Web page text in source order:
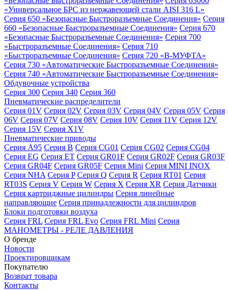
«Универсальное БРС из нержавеющей стали AISI 316 L»
Серия 650 «Безопасные Быстроразъемные Соединения» Серия
660 «Безопасные Быстроразъемные Соединения» Серия 670
«Безопасные Быстроразъемные Соединения» Серия 700
«Быстроразъемные Соединения» Серия 710
«Быстроразъемные Соединения» Серия 720 «B-МУФТА»
Серия 730 «Автоматические Быстроразъемные Соединения»
Серия 740 «Автоматические Быстроразъемные Соединения»
Обдувочные устройства
Серия 300 Серия 340 Серия 360
Пневматические распределители
Серия 01V Серия 02V Серия 03V Серия 04V Серия 05V Серия
06V Серия 07V Серия 08V Серия 10V Серия 11V Серия 12V
Серия 15V Серия X1V
Пневматические приводы
Серия A95 Серия B Серия CG01 Серия CG02 Серия CG04
Серия EG Серия ET Серия GR01F Серия GR02F Серия GR03F
Серия GR04F Серия GR05F Серия Mini Серия MINI INOX
Серия NHA Серия P Серия Q Серия R Серия RT01 Серия
RT03S Серия V Серия W Серия X Серия XR Серия Датчики
Серия картриджные цилиндры Серия линейные
направляющие Серия принадлежности для цилиндров
Блоки подготовки воздуха
Серия FRL Серия FRL Evo Серия FRL Mini Серия
МАНОМЕТРЫ - РЕЛЕ ДАВЛЕНИЯ
О бренде
Новости
Проектировщикам
Покупателю
Возврат товара
Контакты